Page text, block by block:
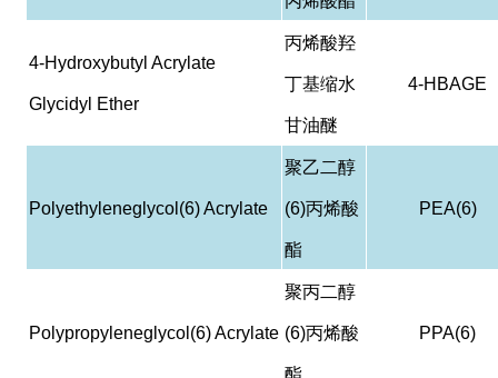
4-Hydroxybutyl Acrylate
Glycidyl Ether
丙烯酸羟
丁基缩水
甘油醚
4-HBAGE
Polyethyleneglycol(6) Acrylate
聚乙二醇
(6)丙烯酸
酯
PEA(6)
Polypropyleneglycol(6) Acrylate
聚丙二醇
(6)丙烯酸
酯
PPA(6)